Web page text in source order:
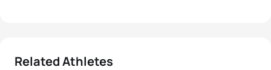
Related Athletes